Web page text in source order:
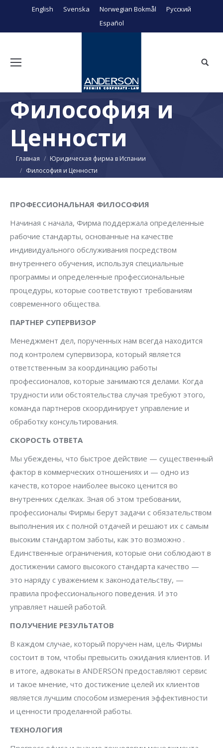
English Svenska Norwegian Bokmål
Русский
Español
Философия и
Ценности
Вы здесь:
Главная
Юридическая фирма в Испании
Философия и Ценности
ПРОФЕССИОНАЛЬНАЯ ФИЛОСОФИЯ
Начиная с начала, Фирма поддержала определенные
рабочие стандарты, основанные на качестве
индивидуального обслуживания посредством
внутреннего обучения, используя специальные
программы и определенные профессиональные
процедуры, которые соответствуют требованиям
современного общества.
ПАРТНЕР СУПЕРВИЗОР
Менеджмент дел, порученных нам всегда находится
под контролем супервизора, который является
ответственным за координацию работы
профессионалов, которые занимаются делами. Когда
трудности или обстоятельства случая требуют этого,
команда партнеров скоординирует управление и
обработку консультирования.
СКОРОСТЬ ОТВЕТА
Мы убеждены, что быстрое действие — существенный
фактор в коммерческих отношениях и — одно из
качеств, которое наиболее высоко ценится во
внутренних сделках. Зная об этом требовании,
профессионалы Фирмы берут задачи с обязательством
выполнения их с полной отдачей и решают их с самым
высоким стандартом заботы, как это возможно .
Единственные ограничения, которые они соблюдают в
достижении самого высокого стандарта качество —
это наряду с уважением к законодательству, —
правила профессионального поведения. И это
управляет нашей работой.
ПОЛУЧЕНИЕ РЕЗУЛЬТАТОВ
В каждом случае, который поручен нам, цель Фирмы
состоит в том, чтобы превысить ожидания клиентов. И
в итоге, адвокаты в ANDERSON предоставляют сервис
и такое мнение, что достижение целей их клиентов
является лучшим способом измерения эффективности
и ценности проделанной работы.
ТЕХНОЛОГИЯ